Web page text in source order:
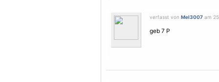
verfasst von Mel3007 am
geb 7 P